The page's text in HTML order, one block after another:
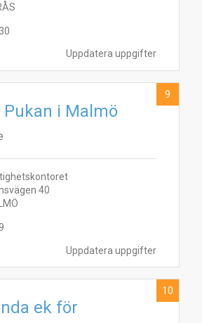
Uppdatera uppgifter
Uppdatera uppgifter
Pukan i Malmö
40
9
ek för
10